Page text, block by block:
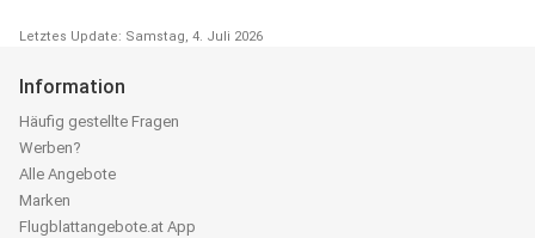
Letztes Update: Samstag, 4. Juli 2026
Information
Häufig gestellte Fragen
Werben?
Alle Angebote
Marken
Flugblattangebote.at App